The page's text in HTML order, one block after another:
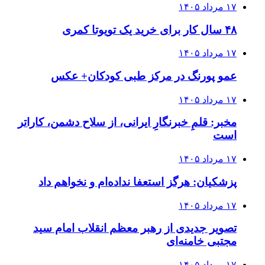
۱۷ مرداد ۱۴۰۵
۴۸ سال کار برای خرید یک تویوتا کمری
۱۷ مرداد ۱۴۰۵
عمو پورنگ در مرکز طبی کودکان+ عکس
۱۷ مرداد ۱۴۰۵
مخبر: قلمِ خبرنگارِ ایرانی، از سلاح دشمن، کاراتر
است
۱۷ مرداد ۱۴۰۵
پزشکیان: هرگز استعفا نداده‌ام و نخواهم داد
۱۷ مرداد ۱۴۰۵
تصویر جدیدی از رهبر معظم انقلاب امام سید
مجتبی خامنه‌ای